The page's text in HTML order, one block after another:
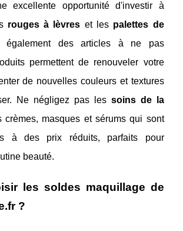
excellente opportunité d'investir à
rouges à lèvres et les palettes de
également des articles à ne pas
permettent de renouveler votre
de nouvelles couleurs et textures
Ne négligez pas les soins de la
crèmes, masques et sérums qui sont
à des prix réduits, parfaits pour
beauté.
les soldes maquillage de
?